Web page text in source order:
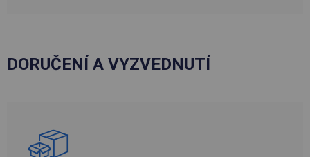
DORUČENÍ A VYZVEDNUTÍ